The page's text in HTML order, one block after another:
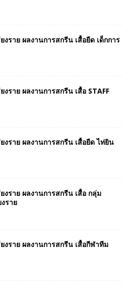
งราย ผลงานการสกรีน เสื้อยืด เด็กการ
งราย ผลงานการสกรีน เสื้อ STAFF
งราย ผลงานการสกรีน เสื้อยืด ไท่ยิน
งราย ผลงานการสกรีน เสื้อ กลุ่ม
ราย
งราย ผลงานการสกรีน เสื้อกีฬาทีม